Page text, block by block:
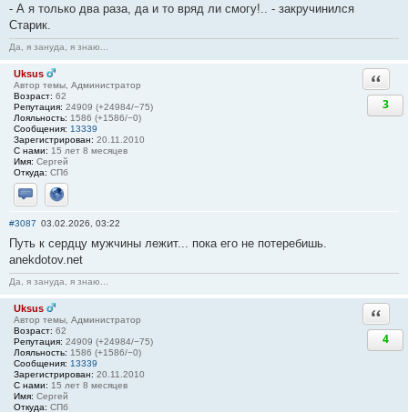
- А я только два раза, да и то вряд ли смогу!.. - закручинился
Старик.
Да, я зануда, я знаю...
Uksus
Автор темы, Администратор
Возраст: 62
Репутация: 24909 (+24984/−75)
Лояльность: 1586 (+1586/−0)
Сообщения: 13339
Зарегистрирован: 20.11.2010
С нами: 15 лет 8 месяцев
Имя: Сергей
Откуда: СПб
Отправить личное сообщение
Сайт
3
#3087 03.02.2026, 03:22
Путь к сердцу мужчины лежит... пока его не потеребишь.
anekdotov.net
Да, я зануда, я знаю...
Uksus
Автор темы, Администратор
Возраст: 62
Репутация: 24909 (+24984/−75)
Лояльность: 1586 (+1586/−0)
Сообщения: 13339
Зарегистрирован: 20.11.2010
С нами: 15 лет 8 месяцев
Имя: Сергей
Откуда: СПб
4